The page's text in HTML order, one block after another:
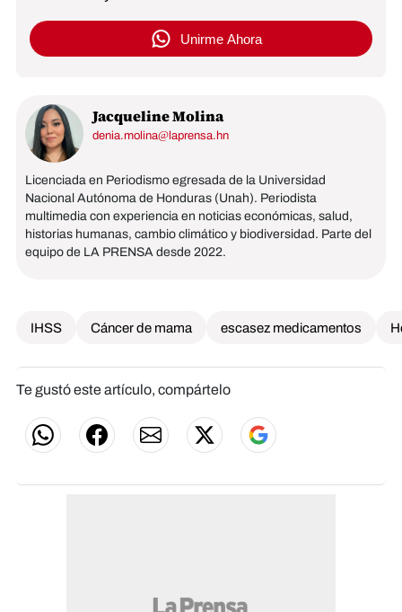
Unirme Ahora
Jacqueline Molina
denia.molina@laprensa.hn
Licenciada en Periodismo egresada de la Universidad
Nacional Autónoma de Honduras (Unah). Periodista
multimedia con experiencia en noticias económicas, salud,
historias humanas, cambio climático y biodiversidad. Parte del
equipo de LA PRENSA desde 2022.
IHSS Cáncer de mama escasez medicamentos
Te gustó este artículo, compártelo